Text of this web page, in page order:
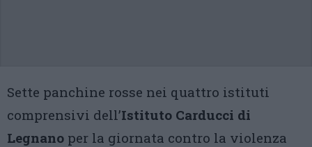
Sette panchine rosse nei quattro istituti
comprensivi dell’Istituto Carducci di
Legnano per la giornata contro la violenza